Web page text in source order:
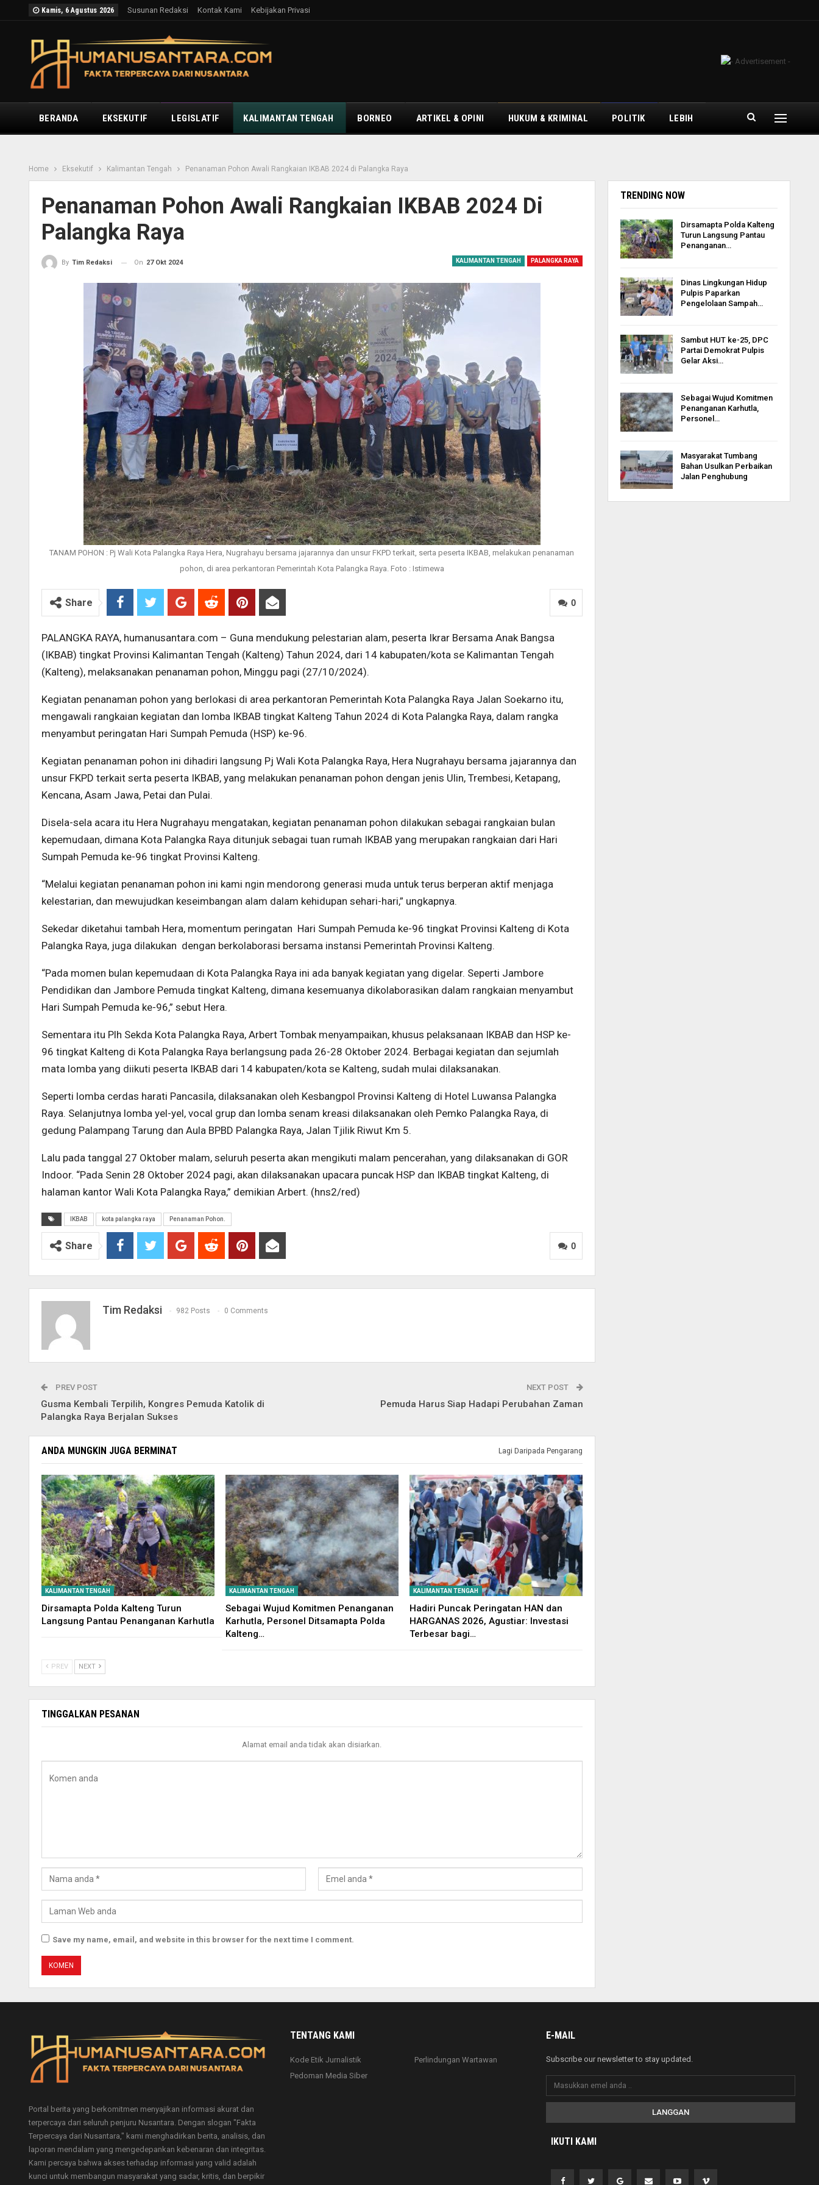
Kamis, 6 Agustus 2026 Susunan Redaksi Kontak Kami Kebijakan Privasi
BERANDA EKSEKUTIF LEGISLATIF KALIMANTAN TENGAH BORNEO ARTIKEL & OPINI HUKUM & KRIMINAL POLITIK LEBIH
Home Eksekutif Kalimantan Tengah Penanaman Pohon Awali Rangkaian IKBAB 2024 di Palangka Raya
Penanaman Pohon Awali Rangkaian IKBAB 2024 Di
Palangka Raya
KALIMANTAN TENGAH PALANGKA RAYA
By Tim Redaksi On 27 Okt 2024
TANAM POHON : Pj Wali Kota Palangka Raya Hera, Nugrahayu bersama jajarannya dan unsur FKPD terkait, serta peserta IKBAB, melakukan penanaman
pohon, di area perkantoran Pemerintah Kota Palangka Raya. Foto : Istimewa
0
Share
PALANGKA RAYA, humanusantara.com – Guna mendukung pelestarian alam, peserta Ikrar Bersama Anak Bangsa
(IKBAB) tingkat Provinsi Kalimantan Tengah (Kalteng) Tahun 2024, dari 14 kabupaten/kota se Kalimantan Tengah
(Kalteng), melaksanakan penanaman pohon, Minggu pagi (27/10/2024).
Kegiatan penanaman pohon yang berlokasi di area perkantoran Pemerintah Kota Palangka Raya Jalan Soekarno itu,
mengawali rangkaian kegiatan dan lomba IKBAB tingkat Kalteng Tahun 2024 di Kota Palangka Raya, dalam rangka
menyambut peringatan Hari Sumpah Pemuda (HSP) ke-96.
Kegiatan penanaman pohon ini dihadiri langsung Pj Wali Kota Palangka Raya, Hera Nugrahayu bersama jajarannya dan
unsur FKPD terkait serta peserta IKBAB, yang melakukan penanaman pohon dengan jenis Ulin, Trembesi, Ketapang,
Kencana, Asam Jawa, Petai dan Pulai.
Disela-sela acara itu Hera Nugrahayu mengatakan, kegiatan penanaman pohon dilakukan sebagai rangkaian bulan
kepemudaan, dimana Kota Palangka Raya ditunjuk sebagai tuan rumah IKBAB yang merupakan rangkaian dari Hari
Sumpah Pemuda ke-96 tingkat Provinsi Kalteng.
“Melalui kegiatan penanaman pohon ini kami ngin mendorong generasi muda untuk terus berperan aktif menjaga
kelestarian, dan mewujudkan keseimbangan alam dalam kehidupan sehari-hari,” ungkapnya.
Sekedar diketahui tambah Hera, momentum peringatan Hari Sumpah Pemuda ke-96 tingkat Provinsi Kalteng di Kota
Palangka Raya, juga dilakukan dengan berkolaborasi bersama instansi Pemerintah Provinsi Kalteng.
“Pada momen bulan kepemudaan di Kota Palangka Raya ini ada banyak kegiatan yang digelar. Seperti Jambore
Pendidikan dan Jambore Pemuda tingkat Kalteng, dimana kesemuanya dikolaborasikan dalam rangkaian menyambut
Hari Sumpah Pemuda ke-96,” sebut Hera.
Sementara itu Plh Sekda Kota Palangka Raya, Arbert Tombak menyampaikan, khusus pelaksanaan IKBAB dan HSP ke-
96 tingkat Kalteng di Kota Palangka Raya berlangsung pada 26-28 Oktober 2024. Berbagai kegiatan dan sejumlah
mata lomba yang diikuti peserta IKBAB dari 14 kabupaten/kota se Kalteng, sudah mulai dilaksanakan.
Seperti lomba cerdas harati Pancasila, dilaksanakan oleh Kesbangpol Provinsi Kalteng di Hotel Luwansa Palangka
Raya. Selanjutnya lomba yel-yel, vocal grup dan lomba senam kreasi dilaksanakan oleh Pemko Palangka Raya, di
gedung Palampang Tarung dan Aula BPBD Palangka Raya, Jalan Tjilik Riwut Km 5.
Lalu pada tanggal 27 Oktober malam, seluruh peserta akan mengikuti malam pencerahan, yang dilaksanakan di GOR
Indoor. “Pada Senin 28 Oktober 2024 pagi, akan dilaksanakan upacara puncak HSP dan IKBAB tingkat Kalteng, di
halaman kantor Wali Kota Palangka Raya,” demikian Arbert. (hns2/red)
IKBAB kota palangka raya Penanaman Pohon.
0
Share
Tim Redaksi 982 Posts 0 Comments
PREV POST
Gusma Kembali Terpilih, Kongres Pemuda Katolik di
Palangka Raya Berjalan Sukses
NEXT POST
Pemuda Harus Siap Hadapi Perubahan Zaman
ANDA MUNGKIN JUGA BERMINAT Lagi Daripada Pengarang
KALIMANTAN TENGAH
Dirsamapta Polda Kalteng Turun
Langsung Pantau Penanganan Karhutla
KALIMANTAN TENGAH
Sebagai Wujud Komitmen Penanganan
Karhutla, Personel Ditsamapta Polda
Kalteng…
KALIMANTAN TENGAH
Hadiri Puncak Peringatan HAN dan
HARGANAS 2026, Agustiar: Investasi
Terbesar bagi…
PREV NEXT
TINGGALKAN PESANAN
Alamat email anda tidak akan disiarkan.
Save my name, email, and website in this browser for the next time I comment.
TRENDING NOW
Dirsamapta Polda Kalteng
Turun Langsung Pantau
Penanganan…
Dinas Lingkungan Hidup
Pulpis Paparkan
Pengelolaan Sampah…
Sambut HUT ke-25, DPC
Partai Demokrat Pulpis
Gelar Aksi…
Sebagai Wujud Komitmen
Penanganan Karhutla,
Personel…
Masyarakat Tumbang
Bahan Usulkan Perbaikan
Jalan Penghubung
Portal berita yang berkomitmen menyajikan informasi akurat dan
terpercaya dari seluruh penjuru Nusantara. Dengan slogan "Fakta
Terpercaya dari Nusantara," kami menghadirkan berita, analisis, dan
laporan mendalam yang mengedepankan kebenaran dan integritas.
Kami percaya bahwa akses terhadap informasi yang valid adalah
kunci untuk membangun masyarakat yang sadar, kritis, dan berpikir
TENTANG KAMI
Kode Etik Jurnalistik
Pedoman Media Siber
Perlindungan Wartawan
E-MAIL
Subscribe our newsletter to stay updated.
LANGGAN
IKUTI KAMI